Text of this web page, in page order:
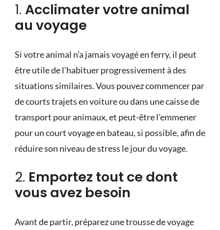
1. Acclimater votre animal
au voyage
Si votre animal n’a jamais voyagé en ferry, il peut
être utile de l’habituer progressivement à des
situations similaires. Vous pouvez commencer par
decourts trajets en voitureou dans une caisse de
transport pour animaux, et peut-être l’emmener
pour un court voyage en bateau, si possible, afin de
réduire son niveau de stress le jour du voyage.
2. Emportez tout ce dont
vous avez besoin
Avant de partir, préparez unetrousse de voyage